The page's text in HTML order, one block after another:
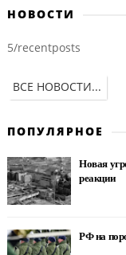
НОВОСТИ
5/recentposts
ВСЕ НОВОСТИ...
ПОПУЛЯРНОЕ
Новая
реакции
РФ на